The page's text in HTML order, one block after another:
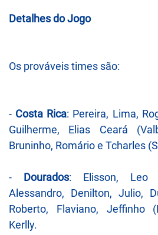
Detalhes do Jogo
Os prováveis times são:
- Costa Rica: Pereira, Lima,
Guilherme, Elias Ceará
Bruninho, Romário e Tcharles
- Dourados: Elisson, Leo
Alessandro, Denilton, Julio,
Roberto, Flaviano, Jeffinho
Kerlly.